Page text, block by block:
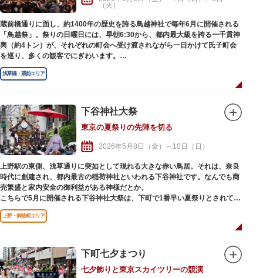
に成長しました。
一日限りの開催でありながら、近年では約50万人の人出があり、馬道通り～
雷門通りを会場に、参加するサンバチームは規模などに応じてグループ分け
がなされ、表現力や衣装、演奏、ダンスなどの観点から採点方式で優勝を競
い合うコンテストとなっています。
（火）
蔵前橋通りに面し、約1400年の歴史を誇る鳥越神社で毎年6月に開催される
「鳥越祭」。祭りの日曜日には、早朝6:30から、都内最大級を誇る一千貫神
輿（約4トン）が、それぞれの町会へ受け渡されながら一日かけて氏子町会
を巡り、多くの観客でにぎわいます。
狭い下町の路地裏にも入ることから担ぎ棒が短く担ぎ手1人当たりの負担も
大きいため、渡御が難しい神輿としても知られ、その活気と迫力に圧倒され
が歩き、日没からは「鳥越夜まつり」といわれ、神輿の弓張提灯と町会の高
張提灯に灯りが入り、荘厳かつ幻想的な姿で21:00に宮入りし、祭りは最高
潮に。
神社周辺には、都内最大規模の約250軒の屋台がずらりと並び、グルメ系は
もちろん、子どもたちが喜ぶ遊べる屋台が多く出ているのも特徴です。
神社では、特別御朱印の限定頒布も行われています。
浅草橋・蔵前エリア
下谷神社大祭
東京の夏祭りの先陣を切る
2026年5月8日（金）～10日（日）
上野駅の東側、浅草通りに突如として現れる大きな赤い鳥居。それは、奈良
時代に創建され、都内最古の稲荷神社といわれる下谷神社です。なんでも商
売繁盛と家内安全の御利益がある神様だとか。
こちらで5月に開催される下谷神社大祭は、下町で1番早い夏祭りとされてお
り、1,000年以上の歴史を誇ります。本社神輿の渡御が行われる「本祭り」
と町会神輿の渡御が行われる「陰祭り」が隔年おきに行われ、威勢のいい担
ぎ手のかけ声と担ぎ手を鼓舞する見物客の手拍子が辺りに響き渡ります。本
高さ3m超の大神輿が、担ぎ手の群衆のボルテージをさらに高め、会場は熱
気と興奮に包まれます。
また、下谷神社の周辺には、グルメや遊びを楽しめる露店が多く立ち並ぶた
上野・御徒町エリア
下町七夕まつり
七夕飾りと東京スカイツリーの競演